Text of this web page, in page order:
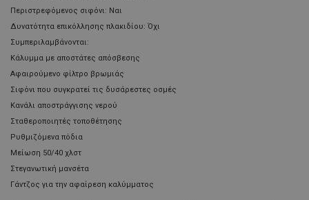
Περιστρεφόμενος σιφόνι: Ναι
Δυνατότητα επικόλλησης πλακιδίου: Όχι
Συμπεριλαμβάνονται:
Κάλυμμα με αποστάτες απόσβεσης
Αφαιρούμενο φίλτρο βρωμιάς
Σιφόνι που συγκρατεί τις δυσάρεστες οσμές
Κανάλι αποστράγγισης νερού
Σταθεροποιητές τοποθέτησης
Ρυθμιζόμενα πόδια
Μείωση 50/40 χλστ
Στεγανωτική μανσέτα
Γάντζος για την αφαίρεση καλύμματος